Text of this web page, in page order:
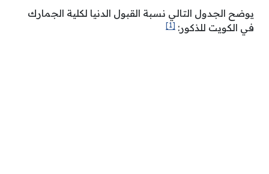
يوضح الجدول التالي نسبة القبول الدنيا لكلية الجمارك
في الكويت للذكور: [1]